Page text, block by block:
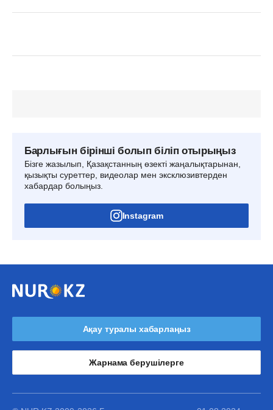
Барлығын бірінші болып біліп отырыңыз
Бізге жазылып, Қазақстанның өзекті жаңалықтарынан,
қызықты суреттер, видеолар мен эксклюзивтерден
хабардар болыңыз.
Instagram
Ақау туралы хабарлаңыз
Жарнама берушілерге